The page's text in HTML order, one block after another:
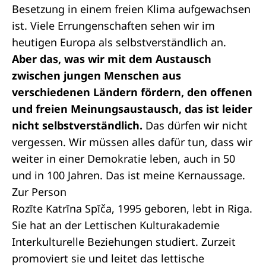
Besetzung in einem freien Klima aufgewachsen
ist. Viele Errungenschaften sehen wir im
heutigen Europa als selbstverständlich an.
Aber das, was wir mit dem Austausch
zwischen jungen Menschen aus
verschiedenen Ländern fördern, den offenen
und freien Meinungsaustausch, das ist leider
nicht selbstverständlich. Das dürfen wir nicht
vergessen. Wir müssen alles dafür tun, dass wir
weiter in einer Demokratie leben, auch in 50
und in 100 Jahren. Das ist meine Kernaussage.
Zur Person
Rozīte Katrīna Spīča, 1995 geboren, lebt in Riga.
Sie hat an der Lettischen Kulturakademie
Interkulturelle Beziehungen studiert. Zurzeit
promoviert sie und leitet das lettische